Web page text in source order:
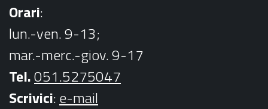
Orari:
lun.-ven. 9-13;
mar.-merc.-giov. 9-17
Tel.051.5275047
Scrivici:e-mail